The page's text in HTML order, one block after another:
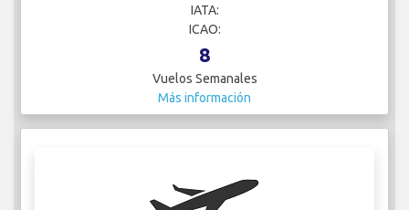
Vuelos Semanales
Más información
Tyrol Air Ambulance